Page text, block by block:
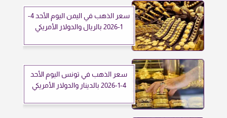
سعر الذهب في اليمن اليوم الأحد 4-
1-2026 بالريال والدولار الأمريكي
سعر الذهب في تونس اليوم الأحد
4-1-2026 بالدينار والدولار الأمريكي